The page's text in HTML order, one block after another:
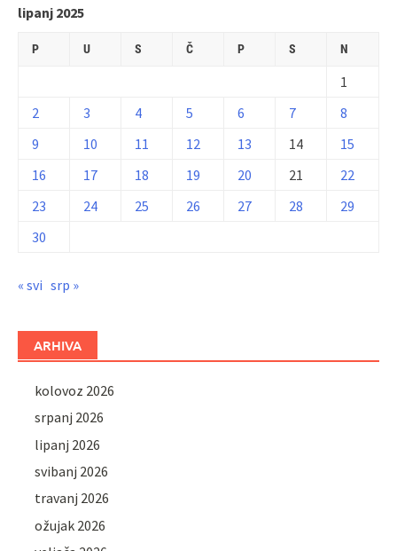
lipanj 2025
P U S Č P S N
1
2
3 4 5 6 7
8
9
10 11 12 13 14
15
16
17 18 19 20 21
22
23
24 25 26 27 28
29
30
« svi srp »
ARHIVA
kolovoz 2026
srpanj 2026
lipanj 2026
svibanj 2026
travanj 2026
ožujak 2026